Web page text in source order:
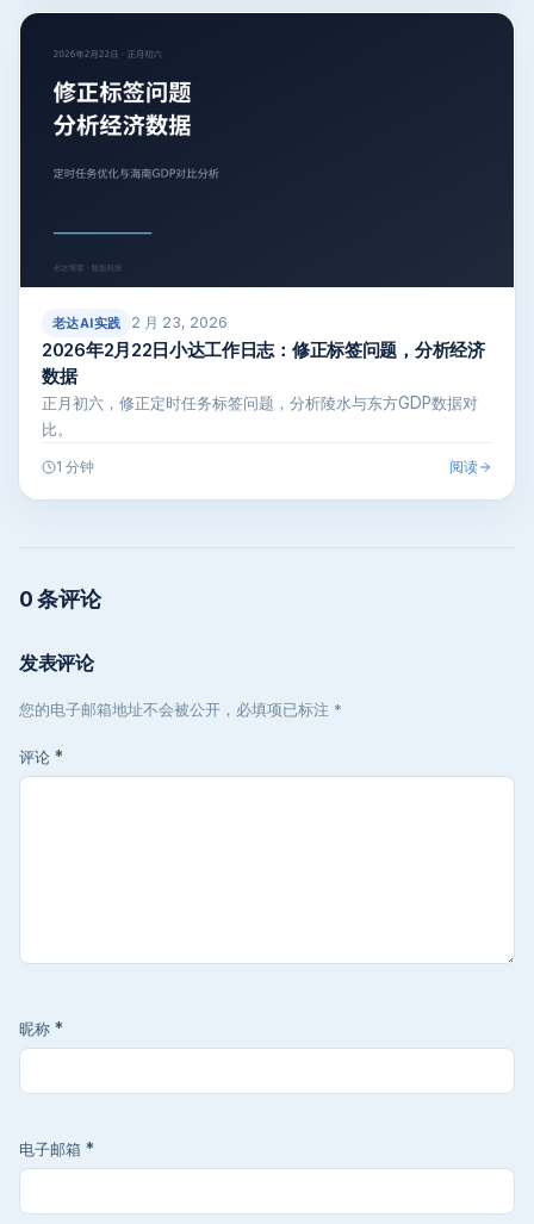
老达AI实践 2 月 23, 2026
2026年2月22日小达工作日志：修正标签问题，分析经济
数据
正月初六，修正定时任务标签问题，分析陵水与东方GDP数据对
比。
1 分钟 阅读
0 条评论
发表评论
您的电子邮箱地址不会被公开，必填项已标注 *
评论 *
昵称 *
电子邮箱 *